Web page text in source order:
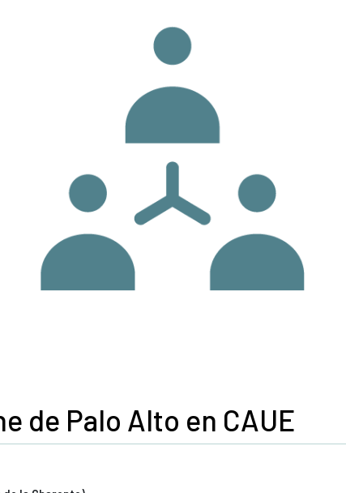
de Palo Alto en CAUE